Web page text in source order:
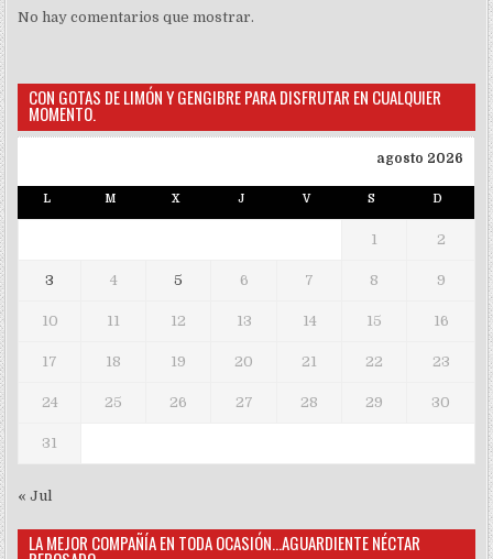
No hay comentarios que mostrar.
CON GOTAS DE LIMÓN Y GENGIBRE PARA DISFRUTAR EN CUALQUIER
MOMENTO.
agosto 2026
L M X J V S D
1 2
3 4 5 6 7 8 9
10 11 12 13 14 15 16
17 18 19 20 21 22 23
24 25 26 27 28 29 30
31
« Jul
LA MEJOR COMPAÑÍA EN TODA OCASIÓN…AGUARDIENTE NÉCTAR